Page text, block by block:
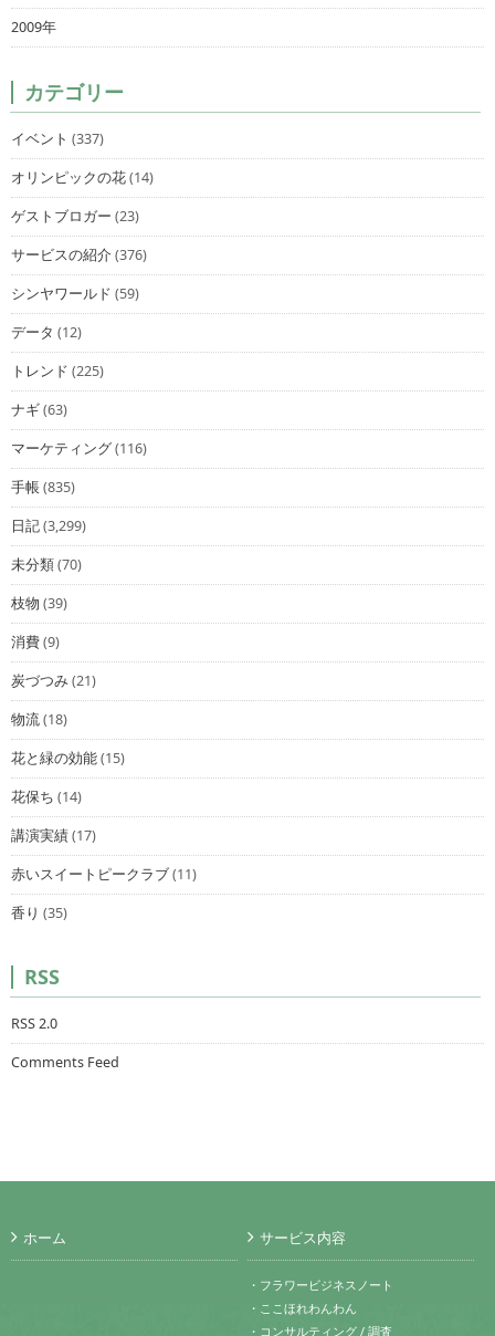
2009年
カテゴリー
イベント (337)
オリンピックの花(14)
ゲストブロガー (23)
サービスの紹介(376)
シンヤワールド (59)
データ (12)
トレンド (225)
ナギ(63)
マーケティング(116)
手帳(835)
日記(3,299)
未分類(70)
枝物 (39)
消費(9)
炭づつみ(21)
物流(18)
花と緑の効能(15)
花保ち (14)
講演実績(17)
赤いスイートピークラブ(11)
香り (35)
RSS
RSS 2.0
Comments Feed
ホーム サービス内容
・フラワービジネスノート
・ここほれわんわん
・コンサルティング / 調査